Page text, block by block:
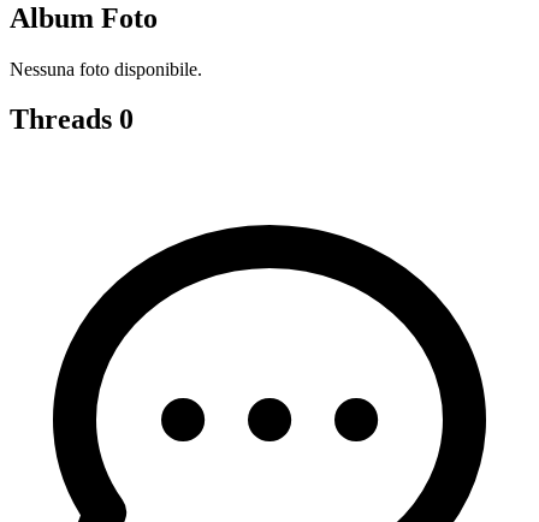
Album Foto
Nessuna foto disponibile.
Threads 0